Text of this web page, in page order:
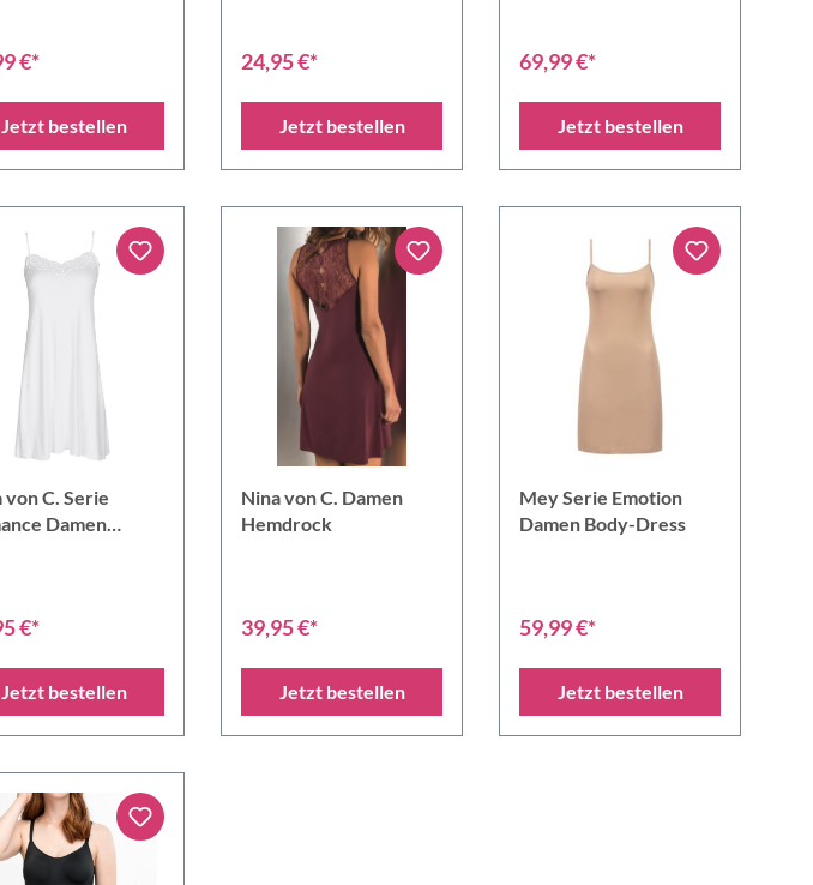
€*
Jetzt bestellen
24,95 €*
Jetzt bestellen
69,99 €*
Jetzt bestellen
von C. Serie
Damen
€*
Jetzt bestellen
Nina von C. Damen
Hemdrock
39,95 €*
Jetzt bestellen
Mey Serie Emotion
Damen Body-Dress
59,99 €*
Jetzt bestellen